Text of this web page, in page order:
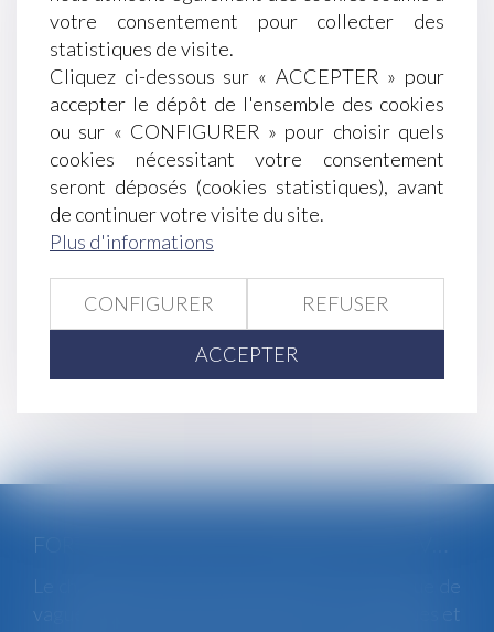
Les droits des enfants lors d’une séparation - Le
Parisien - © Simon Katzer/Getty
La protection sociale des expatriés se réduit - Le
Monde
Amiante : condition de recevabilité du préjudice
d’anxiété pour les salariés d’une société sous-
traitante - Le Monde du Droit
Entretien professionnel : quelles sont vos
obligations en 2017 ? - Editions Tissot
Le conjoint survivant ne peut cumuler des droits
successoraux... via Jurisprudentes
<< < ... 273 274 275 276 277 278
279 ... > >>
Le changement climatique entraine la survenue de
vagues de chaleur plus fréquentes, plus longues et
votre consentement pour collecter des
statistiques de visite.
Cliquez ci-dessous sur « ACCEPTER » pour
accepter le dépôt de l'ensemble des cookies
ou sur « CONFIGURER » pour choisir quels
cookies nécessitant votre consentement
seront déposés (cookies statistiques), avant
de continuer votre visite du site.
Plus d'informations
CONFIGURER REFUSER
ACCEPTER